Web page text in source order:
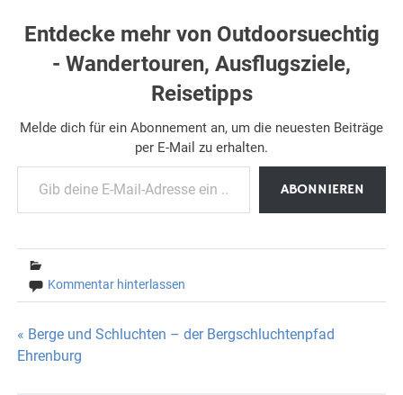
Entdecke mehr von Outdoorsuechtig
- Wandertouren, Ausflugsziele,
Reisetipps
Melde dich für ein Abonnement an, um die neuesten Beiträge
per E-Mail zu erhalten.
Gib deine E-Mail-Adresse ein ...
ABONNIEREN
Kommentar hinterlassen
Beitragsnavigation
« Berge und Schluchten – der Bergschluchtenpfad
Ehrenburg